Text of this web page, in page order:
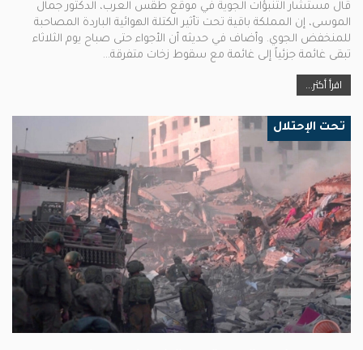
قال مستشار التنبؤات الجوية في موقع طقس العرب، الدكتور جمال
الموسى، إن المملكة باقية تحت تأثير الكتلة الهوائية الباردة المصاحبة
للمنخفض الجوي. وأضاف في حديثه أن الأجواء حتى صباح يوم الثلاثاء
تبقى غائمة جزئياً إلى غائمة مع سقوط زخات متفرقة…
اقرأ أكثر...
تحت الإحتلال